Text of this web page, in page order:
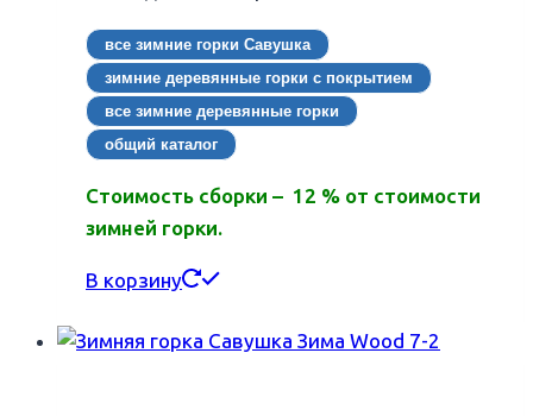
все зимние горки Савушка
зимние деревянные горки с покрытием
все зимние деревянные горки
общий каталог
Стоимость сборки – 12 % от стоимости
зимней горки.
В корзину